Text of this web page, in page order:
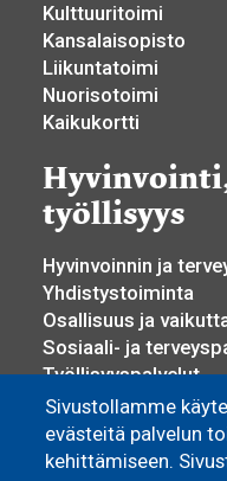
Sivustollamme
evästeitä palvelun
kehittämiseen.
Kulttuuritoimi
Kansalaisopisto
Liikuntatoimi
Nuorisotoimi
Kaikukortti
työllisyys
Hyvinvoinnin ja
Yhdistystoiminta
Osallisuus ja
Sosiaali- ja
Työllisyyspalvelut
Yrittäjyys ja
Asuminen